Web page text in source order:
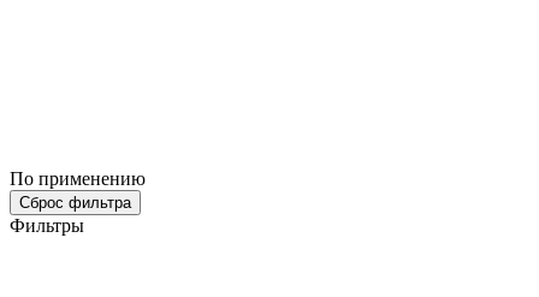
По применению
Сброс фильтра
Фильтры